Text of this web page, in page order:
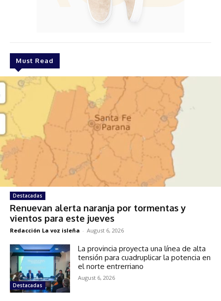
Must Read
Destacadas
Renuevan alerta naranja por tormentas y
vientos para este jueves
Redacción La voz isleña - August 6, 2026
Destacadas
La provincia proyecta una línea de alta
tensión para cuadruplicar la potencia en
el norte entrerriano
August 6, 2026